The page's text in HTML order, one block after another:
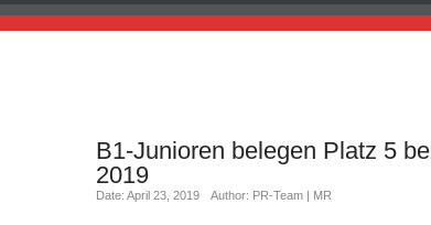
B1-Junioren belegen Platz 5
2019
Date: April 23, 2019 Author: PR-Team | MR